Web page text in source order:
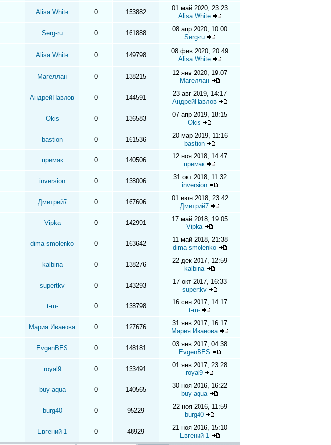
Alisa.White 0 153882
01 май 2020, 23:23
Alisa.White
Serg-ru 0 161888
08 апр 2020, 10:00
Serg-ru
Alisa.White 0 149798
08 фев 2020, 20:49
Alisa.White
Магеллан 0 138215
12 янв 2020, 19:07
Магеллан
АндрейПавлов 0 144591
23 авг 2019, 14:17
АндрейПавлов
Okis 0 136583
07 апр 2019, 18:15
Okis
bastion 0 161536
20 мар 2019, 11:16
bastion
примак 0 140506
12 ноя 2018, 14:47
примак
inversion 0 138006
31 окт 2018, 11:32
inversion
Дмитрий7 0 167606
01 июн 2018, 23:42
Дмитрий7
Vipka 0 142991
17 май 2018, 19:05
Vipka
dima smolenko 0 163642
11 май 2018, 21:38
dima smolenko
kalbina 0 138276
22 дек 2017, 12:59
kalbina
supertkv 0 143293
17 окт 2017, 16:33
supertkv
t-m- 0 138798
16 сен 2017, 14:17
t-m-
Мария Иванова 0 127676
31 янв 2017, 16:17
Мария Иванова
EvgenBES 0 148181
03 янв 2017, 04:38
EvgenBES
royal9 0 133491
01 янв 2017, 23:28
royal9
buy-aqua 0 140565
30 ноя 2016, 16:22
buy-aqua
burg40 0 95229
22 ноя 2016, 11:59
burg40
Евгений-1 0 48929
21 ноя 2016, 15:10
Евгений-1